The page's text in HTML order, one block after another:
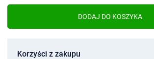
DODAJ DO KOSZYKA
Korzyści z zakupu